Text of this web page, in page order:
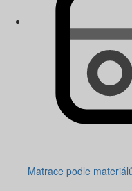
Matrace podle